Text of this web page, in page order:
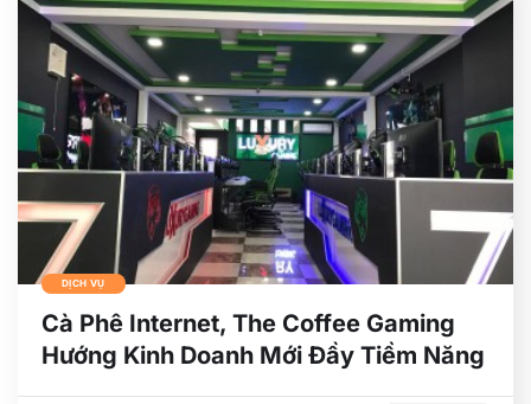
DỊCH VỤ
Cà Phê Internet, The Coffee Gaming
Hướng Kinh Doanh Mới Đầy Tiềm Năng